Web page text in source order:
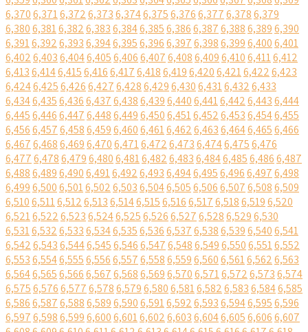
6,3706,3716,3726,3736,3746,3756,3766,3776,3786,379
6,3806,3816,3826,3836,3846,3856,3866,3876,3886,3896,390
6,3916,3926,3936,3946,3956,3966,3976,3986,3996,4006,401
6,4026,4036,4046,4056,4066,4076,4086,4096,4106,4116,412
6,4136,4146,4156,4166,4176,4186,4196,4206,4216,4226,423
6,4246,4256,4266,4276,4286,4296,4306,4316,4326,433
6,4346,4356,4366,4376,4386,4396,4406,4416,4426,4436,444
6,4456,4466,4476,4486,4496,4506,4516,4526,4536,4546,455
6,4566,4576,4586,4596,4606,4616,4626,4636,4646,4656,466
6,4676,4686,4696,4706,4716,4726,4736,4746,4756,476
6,4776,4786,4796,4806,4816,4826,4836,4846,4856,4866,487
6,4886,4896,4906,4916,4926,4936,4946,4956,4966,4976,498
6,4996,5006,5016,5026,5036,5046,5056,5066,5076,5086,509
6,5106,5116,5126,5136,5146,5156,5166,5176,5186,5196,520
6,5216,5226,5236,5246,5256,5266,5276,5286,5296,530
6,5316,5326,5336,5346,5356,5366,5376,5386,5396,5406,541
6,5426,5436,5446,5456,5466,5476,5486,5496,5506,5516,552
6,5536,5546,5556,5566,5576,5586,5596,5606,5616,5626,563
6,5646,5656,5666,5676,5686,5696,5706,5716,5726,5736,574
6,5756,5766,5776,5786,5796,5806,5816,5826,5836,5846,585
6,5866,5876,5886,5896,5906,5916,5926,5936,5946,5956,596
6,5976,5986,5996,6006,6016,6026,6036,6046,6056,6066,607